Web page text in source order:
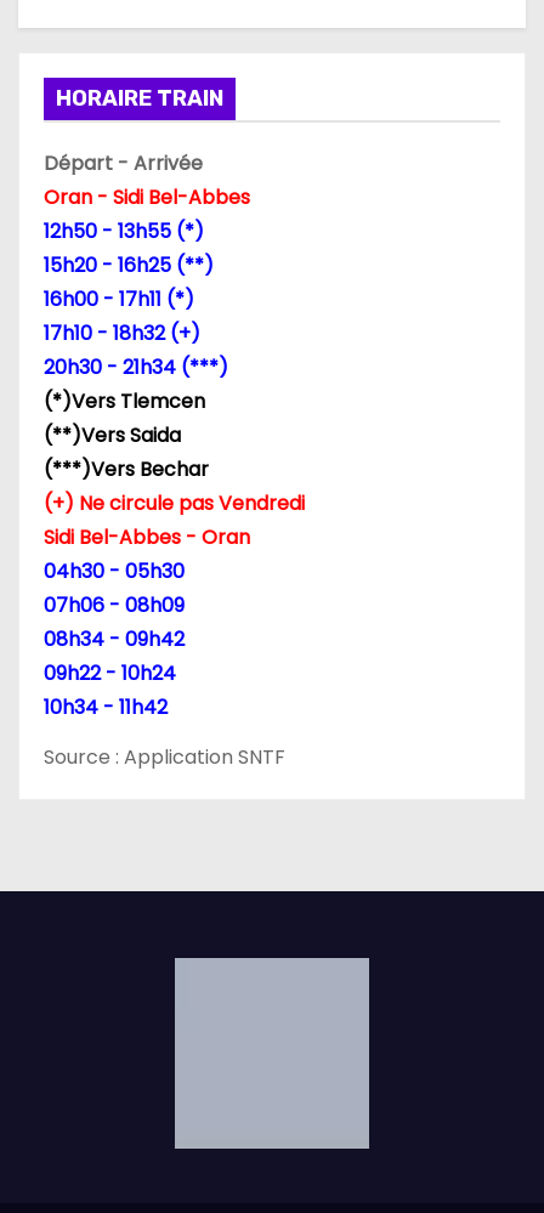
HORAIRE TRAIN
Départ - Arrivée
Oran - Sidi Bel-Abbes
12h50 - 13h55 (*)
15h20 - 16h25 (**)
16h00 - 17h11 (*)
17h10 - 18h32 (+)
20h30 - 21h34 (***)
(*)Vers Tlemcen
(**)Vers Saida
(***)Vers Bechar
(+) Ne circule pas Vendredi
Sidi Bel-Abbes - Oran
04h30 - 05h30
07h06 - 08h09
08h34 - 09h42
09h22 - 10h24
10h34 - 11h42
Source : Application SNTF